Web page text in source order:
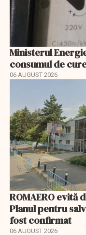
Ministerul
consumul de
06 AUGUST 2026
ROMAERO evită
Planul pentru
fost confirmat
06 AUGUST 2026